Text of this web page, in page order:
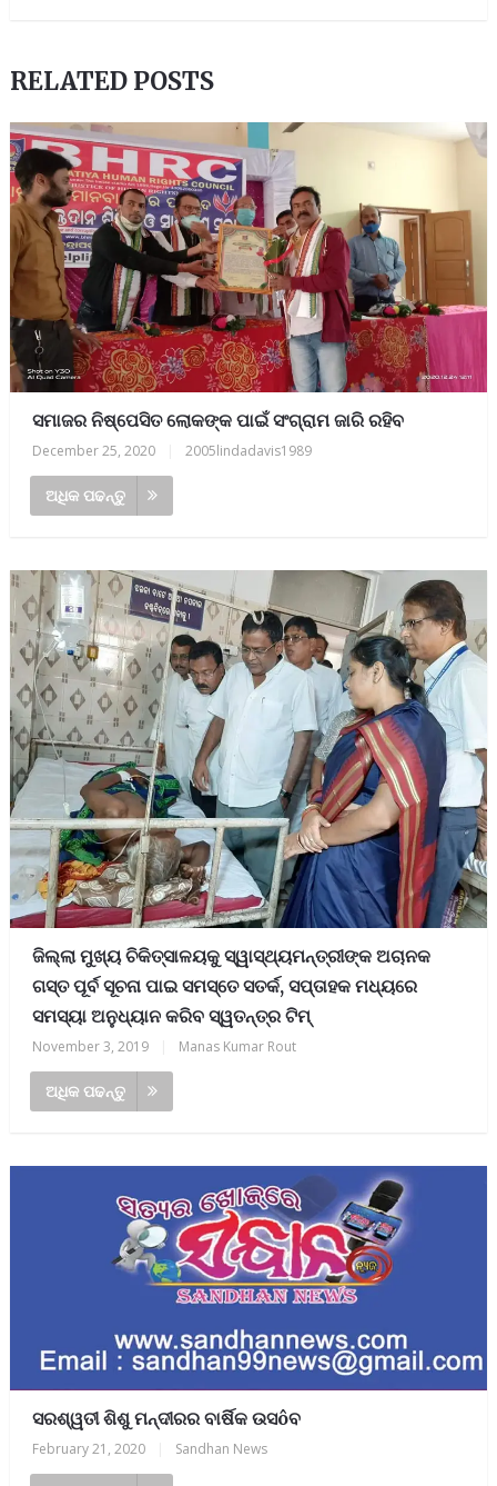
RELATED POSTS
ସମାଜର ନିଷ୍ପେସିତ ଲୋକଙ୍କ ପାଇଁ ସଂଗ୍ରାମ ଜାରି ରହିବ
December 25, 2020 2005lindadavis1989
ଅଧିକ ପଢନ୍ତୁ
ଜିଲ୍ଲା ମୁଖ୍ୟ ଚିକିତ୍ସାଳୟକୁ ସ୍ୱାସ୍ଥ୍ୟମନ୍ତ୍ରୀଙ୍କ ଅଚାନକ
ଗସ୍ତ ପୂର୍ବ ସୂଚନା ପାଇ ସମସ୍ତେ ସତର୍କ, ସପ୍ତାହକ ମଧ୍ୟରେ
ସମସ୍ୟା ଅନୁଧ୍ୟାନ କରିବ ସ୍ୱତନ୍ତ୍ର ଟିମ୍
November 3, 2019 Manas Kumar Rout
ଅଧିକ ପଢନ୍ତୁ
ସରଶ୍ୱତୀ ଶିଶୁ ମନ୍ଦୀରର ବାର୍ଷିକ ଉସôବ
February 21, 2020 Sandhan News